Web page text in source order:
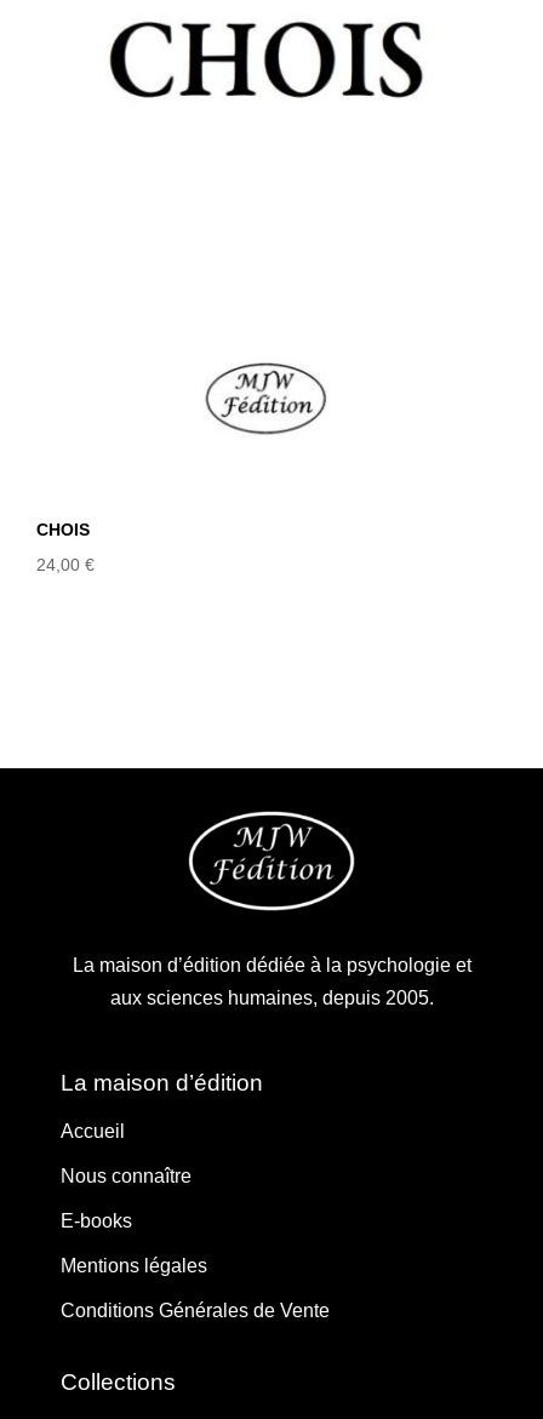
CHOIS
24,00 €
La maison d’édition dédiée à la psychologie et
aux sciences humaines, depuis 2005.
La maison d’édition
Accueil
Nous connaître
E-books
Mentions légales
Conditions Générales de Vente
Collections